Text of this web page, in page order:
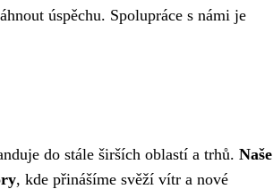
úspěchu. Spolupráce s námi je
do stále širších oblastí a trhů. Naše
, kde přinášíme svěží vítr a nové